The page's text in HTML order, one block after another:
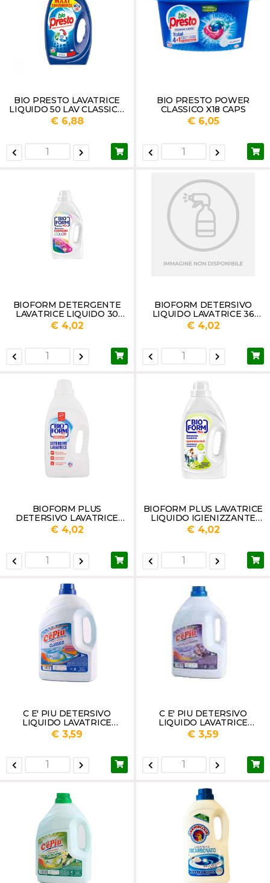
BIO PRESTO LAVATRICE
LIQUIDO 50 LAV CLASSICO
LT 2.25
€ 6,88
BIO PRESTO POWER
CLASSICO X18 CAPS
€ 6,05
BIOFORM DETERGENTE
LAVATRICE LIQUIDO 30
LAVAGGI COLOR LT 1.625
€ 4,02
BIOFORM DETERSIVO
LIQUIDO LAVATRICE 36
LAVAGGI IGIENIZZANTE
SUPER BIANCO LT.1,625
€ 4,02
BIOFORM PLUS
DETERSIVO LAVATRICE
IGIENIZZANTE 36 LAVAGGI
LT.1,625
€ 4,02
BIOFORM PLUS LAVATRICE
LIQUIDO IGIENIZZANTE
CON OLIO DI
BERGAMOTTO 36 LAVAGGI
€ 4,02
C E' PIU DETERSIVO
LIQUIDO LAVATRICE
CLASSICO LT 3
€ 3,59
C E' PIU DETERSIVO
LIQUIDO LAVATRICE
LAVANDA LT 3
€ 3,59